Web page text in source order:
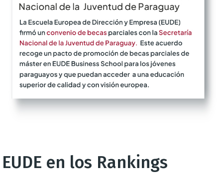
EUDE en los Rankings